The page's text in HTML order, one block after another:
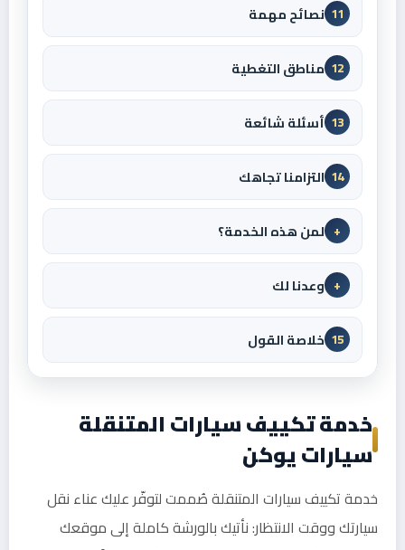
11 نصائح مهمة
12 مناطق التغطية
13 أسئلة شائعة
14 التزامنا تجاهك
+ لمن هذه الخدمة؟
+ وعدنا لك
15 خلاصة القول
خدمة تكييف سيارات المتنقلة
سيارات يوكن
خدمة تكييف سيارات المتنقلة صُممت لتوفّر عليك عناء نقل
سيارتك ووقت الانتظار: نأتيك بالورشة كاملة إلى موقعك